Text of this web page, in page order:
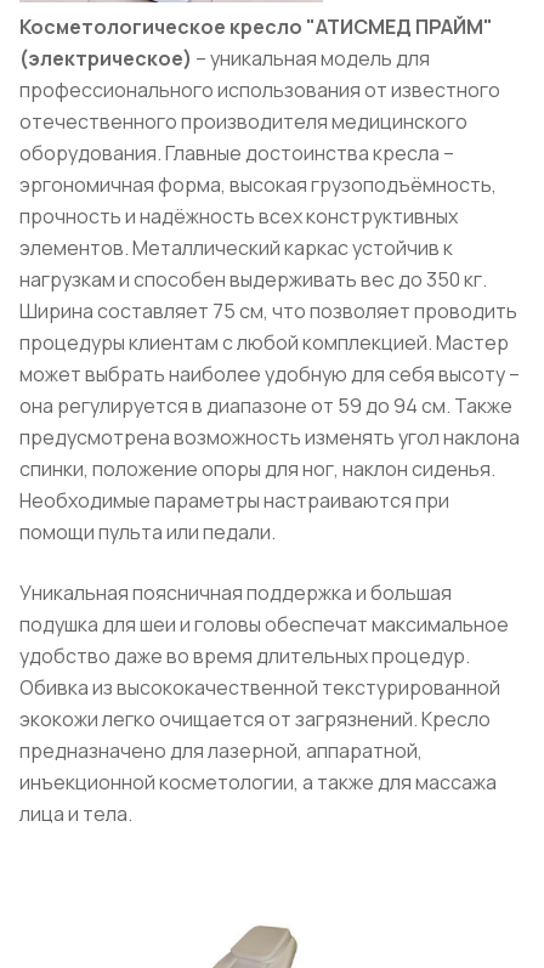
Косметологическое кресло "АТИСМЕД ПРАЙМ"
(электрическое) – уникальная модель для
профессионального использования от известного
отечественного производителя медицинского
оборудования. Главные достоинства кресла –
эргономичная форма, высокая грузоподъёмность,
прочность и надёжность всех конструктивных
элементов. Металлический каркас устойчив к
нагрузкам и способен выдерживать вес до 350 кг.
Ширина составляет 75 см, что позволяет проводить
процедуры клиентам с любой комплекцией. Мастер
может выбрать наиболее удобную для себя высоту –
она регулируется в диапазоне от 59 до 94 см. Также
предусмотрена возможность изменять угол наклона
спинки, положение опоры для ног, наклон сиденья.
Необходимые параметры настраиваются при
помощи пульта или педали.
Уникальная поясничная поддержка и большая
подушка для шеи и головы обеспечат максимальное
удобство даже во время длительных процедур.
Обивка из высококачественной текстурированной
экокожи легко очищается от загрязнений. Кресло
предназначено для лазерной, аппаратной,
инъекционной косметологии, а также для массажа
лица и тела.